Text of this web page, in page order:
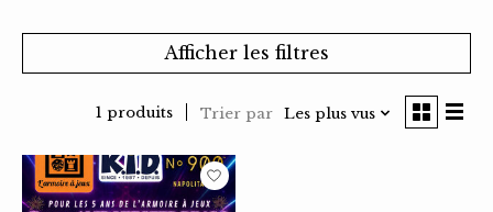
Afficher les filtres
1 produits Trier par Les plus vus